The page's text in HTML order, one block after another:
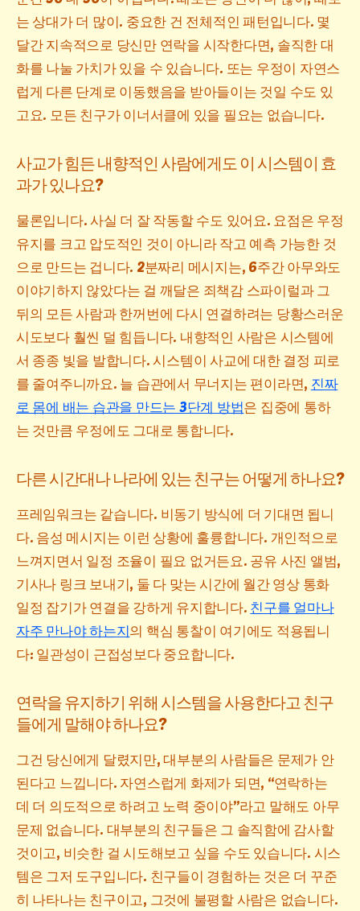
는 상대가 더 많이. 중요한 건 전체적인 패턴입니다. 몇
달간 지속적으로 당신만 연락을 시작한다면, 솔직한 대
화를 나눌 가치가 있을 수 있습니다. 또는 우정이 자연스
럽게 다른 단계로 이동했음을 받아들이는 것일 수도 있
고요. 모든 친구가 이너서클에 있을 필요는 없습니다.
사교가 힘든 내향적인 사람에게도 이 시스템이 효
과가 있나요?
물론입니다. 사실 더 잘 작동할 수도 있어요. 요점은 우정
유지를 크고 압도적인 것이 아니라 작고 예측 가능한 것
으로 만드는 겁니다. 2분짜리 메시지는, 6주간 아무와도
이야기하지 않았다는 걸 깨달은 죄책감 스파이럴과 그
뒤의 모든 사람과 한꺼번에 다시 연결하려는 당황스러운
시도보다 훨씬 덜 힘듭니다. 내향적인 사람은 시스템에
서 종종 빛을 발합니다. 시스템이 사교에 대한 결정 피로
를 줄여주니까요. 늘 습관에서 무너지는 편이라면, 진짜
로 몸에 배는 습관을 만드는 3단계 방법은 집중에 통하
는 것만큼 우정에도 그대로 통합니다.
다른 시간대나 나라에 있는 친구는 어떻게 하나요?
프레임워크는 같습니다. 비동기 방식에 더 기대면 됩니
다. 음성 메시지는 이런 상황에 훌륭합니다. 개인적으로
느껴지면서 일정 조율이 필요 없거든요. 공유 사진 앨범,
기사나 링크 보내기, 둘 다 맞는 시간에 월간 영상 통화
일정 잡기가 연결을 강하게 유지합니다. 친구를 얼마나
자주 만나야 하는지의 핵심 통찰이 여기에도 적용됩니
다: 일관성이 근접성보다 중요합니다.
연락을 유지하기 위해 시스템을 사용한다고 친구
들에게 말해야 하나요?
그건 당신에게 달렸지만, 대부분의 사람들은 문제가 안
된다고 느낍니다. 자연스럽게 화제가 되면, “연락하는
데 더 의도적으로 하려고 노력 중이야”라고 말해도 아무
문제 없습니다. 대부분의 친구들은 그 솔직함에 감사할
것이고, 비슷한 걸 시도해보고 싶을 수도 있습니다. 시스
템은 그저 도구입니다. 친구들이 경험하는 것은 더 꾸준
히 나타나는 친구이고, 그것에 불평할 사람은 없습니다.